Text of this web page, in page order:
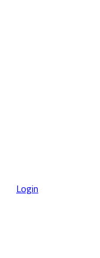
Login